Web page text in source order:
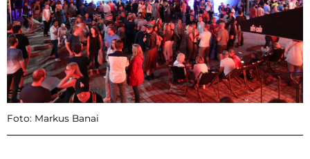
Foto: Markus Banai